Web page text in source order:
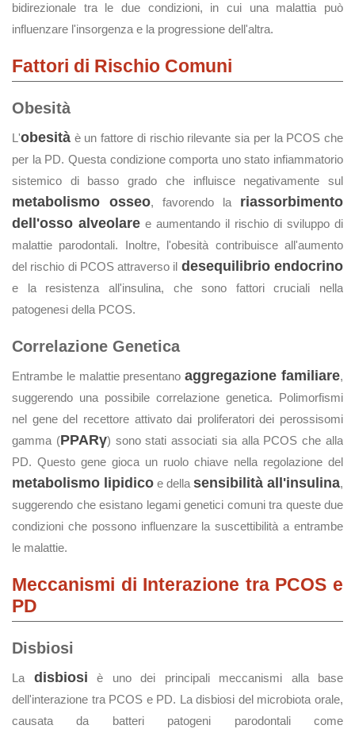
bidirezionale tra le due condizioni, in cui una malattia può
influenzare l'insorgenza e la progressione dell'altra.
Fattori di Rischio Comuni
Obesità
L'obesità è un fattore di rischio rilevante sia per la PCOS che
per la PD. Questa condizione comporta uno stato infiammatorio
sistemico di basso grado che influisce negativamente sul
metabolismo osseo, favorendo la riassorbimento
dell'osso alveolare e aumentando il rischio di sviluppo di
malattie parodontali. Inoltre, l'obesità contribuisce all'aumento
del rischio di PCOS attraverso il desequilibrio endocrino
e la resistenza all'insulina, che sono fattori cruciali nella
patogenesi della PCOS.
Correlazione Genetica
Entrambe le malattie presentanoaggregazione familiare,
suggerendo una possibile correlazione genetica. Polimorfismi
nel gene del recettore attivato dai proliferatori dei perossisomi
gamma (PPARγ) sono stati associati sia alla PCOS che alla
PD. Questo gene gioca un ruolo chiave nella regolazione del
metabolismo lipidico e della sensibilità all'insulina,
suggerendo che esistano legami genetici comuni tra queste due
condizioni che possono influenzare la suscettibilità a entrambe
le malattie.
Meccanismi di Interazione tra PCOS e
PD
Disbiosi
La disbiosi è uno dei principali meccanismi alla base
dell'interazione tra PCOS e PD. La disbiosi del microbiota orale,
causata da batteri patogeni parodontali come